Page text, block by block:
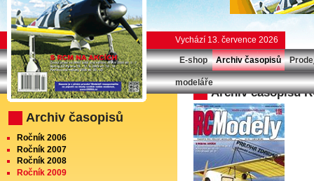
Vychází 13. července 2026
Archiv časopisů
Ročník 2006
Ročník 2007
Ročník 2008
Ročník 2009
Archiv časopisu
E-shop Archiv časopisů
modeláře